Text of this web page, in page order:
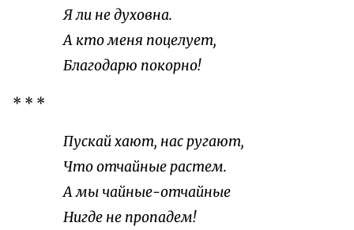
Я ли не духовна.
А кто меня поцелует,
Благодарю покорно!
* * *
Пускай хают, нас ругают,
Что отчайные растем.
А мы чайные-отчайные
Нигде не пропадем!